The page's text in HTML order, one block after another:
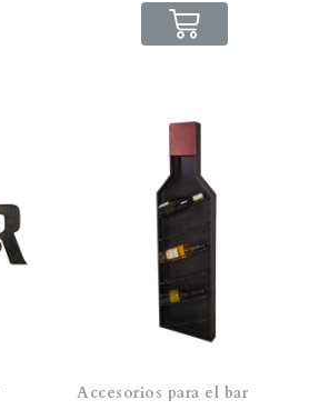
Accesorios para el bar